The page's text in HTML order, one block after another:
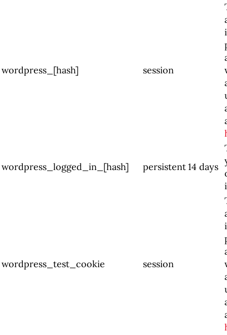
wordpress_[hash] session
wordpress_logged_in_[hash] persistent14 days
wordpress_test_cookie session